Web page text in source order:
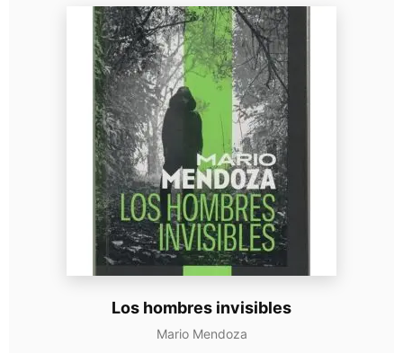
Los hombres invisibles
Mario Mendoza